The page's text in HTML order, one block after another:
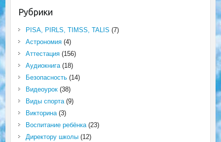
Рубрики
PISA, PIRLS, TIMSS, TALIS (7)
Астрономия(4)
Аттестация(156)
Аудиокнига(18)
Безопасность(14)
Видеоурок(38)
Виды спорта(9)
Викторина(3)
Воспитание ребёнка(23)
Директору школы(12)